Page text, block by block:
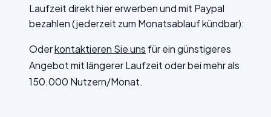
Laufzeit direkt hier erwerben und mit Paypal
bezahlen (jederzeit zum Monatsablauf kündbar):
Oderkontaktieren Sie uns für ein günstigeres
Angebot mit längerer Laufzeit oder bei mehr als
150.000 Nutzern/Monat.